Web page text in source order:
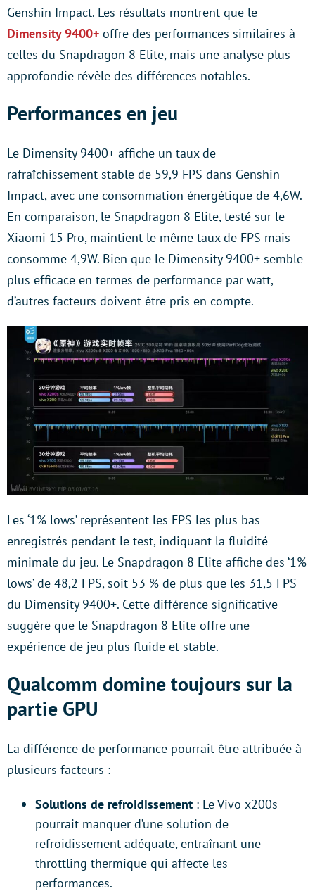
Genshin Impact. Les résultats montrent que le
Dimensity 9400+ offre des performances similaires à
celles du Snapdragon 8 Elite, mais une analyse plus
approfondie révèle des différences notables.
Performances en jeu
Le Dimensity 9400+ affiche un taux de
rafraîchissement stable de 59,9 FPS dans Genshin
Impact, avec une consommation énergétique de 4,6W.
En comparaison, le Snapdragon 8 Elite, testé sur le
Xiaomi 15 Pro, maintient le même taux de FPS mais
consomme 4,9W. Bien que le Dimensity 9400+ semble
plus efficace en termes de performance par watt,
d’autres facteurs doivent être pris en compte.
Les ‘1% lows’ représentent les FPS les plus bas
enregistrés pendant le test, indiquant la fluidité
minimale du jeu. Le Snapdragon 8 Elite affiche des ‘1%
lows’ de 48,2 FPS, soit 53 % de plus que les 31,5 FPS
du Dimensity 9400+. Cette différence significative
suggère que le Snapdragon 8 Elite offre une
expérience de jeu plus fluide et stable.
Qualcomm domine toujours sur la
partie GPU
La différence de performance pourrait être attribuée à
plusieurs facteurs :
Solutions de refroidissement : Le Vivo x200s
pourrait manquer d’une solution de
refroidissement adéquate, entraînant une
throttling thermique qui affecte les
performances.